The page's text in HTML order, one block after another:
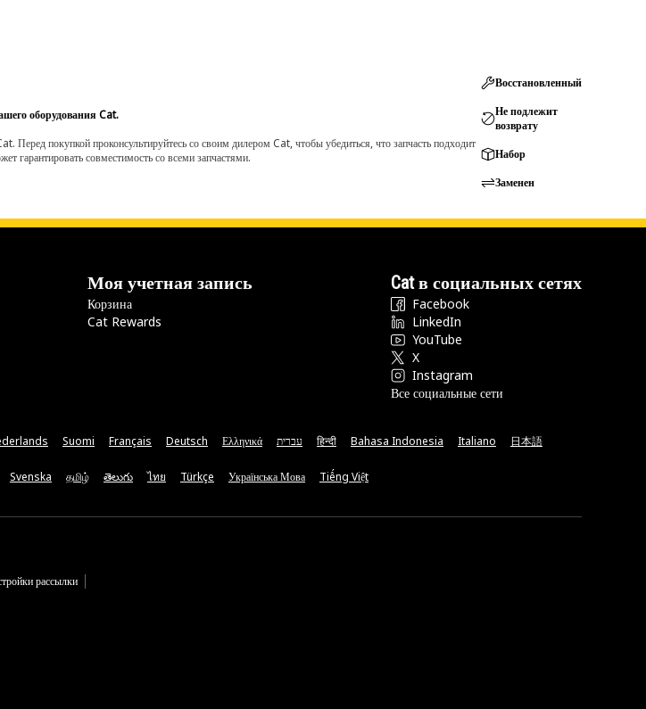
оборудования Cat.
покупкой проконсультируйтесь со своим дилером Cat, чтобы убедиться, что запчасть подходит
гарантировать совместимость со всеми запчастями.
Восстановленный
Не подлежит
возврату
Набор
Заменен
Моя учетная запись
Корзина
Cat Rewards
Cat в социальных сетях
Facebook
LinkedIn
YouTube
X
Instagram
Все социальные сети
Suomi Français Deutsch Ελληνικά עברית हिन्दी Bahasa Indonesia Italiano 日本語
Svenska தமிழ் తెలుగు ไทย Türkçe Українська Мова Tiếng Việt
рассылки